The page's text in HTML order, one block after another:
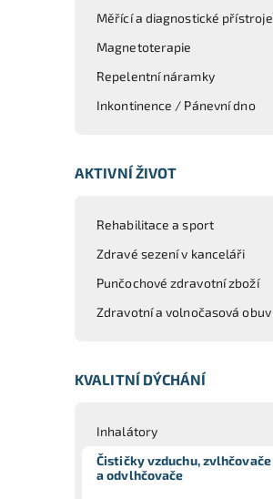
Měřící a diagnostické přístroje
Magnetoterapie
Repelentní náramky
Inkontinence / Pánevní dno
AKTIVNÍ ŽIVOT
Rehabilitace a sport
Zdravé sezení v kanceláři
Punčochové zdravotní zboží
Zdravotní a volnočasová obuv
KVALITNÍ DÝCHÁNÍ
Inhalátory
Čističky vzduchu, zvlhčovače
a odvlhčovače